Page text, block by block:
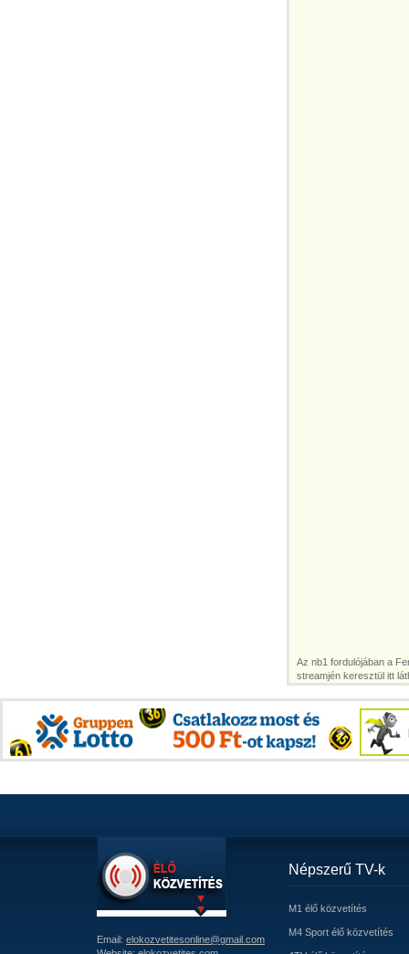
Az nb1 fordulójában a
streamjén keresztül itt
Email: elokozvetitesonline@gmail.com
Népszerű TV-k
M1 élő közvetítés
M4 Sport élő közvetítés